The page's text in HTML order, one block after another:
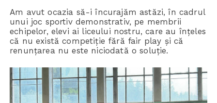
Am avut ocazia să-i încurajăm astăzi, în cadrul
unui joc sportiv demonstrativ, pe membrii
echipelor, elevi ai liceului nostru, care au înțeles
că nu există competiție fără fair play și că
renunțarea nu este niciodată o soluție.